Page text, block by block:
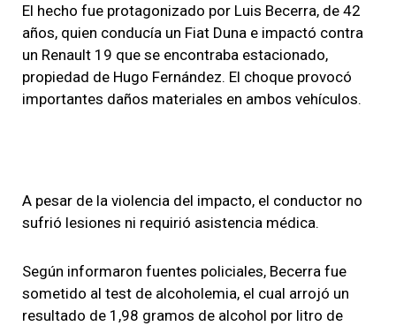
El hecho fue protagonizado por Luis Becerra, de 42
años, quien conducía un Fiat Duna e impactó contra
un Renault 19 que se encontraba estacionado,
propiedad de Hugo Fernández. El choque provocó
importantes daños materiales en ambos vehículos.
A pesar de la violencia del impacto, el conductor no
sufrió lesiones ni requirió asistencia médica.
Según informaron fuentes policiales, Becerra fue
sometido al test de alcoholemia, el cual arrojó un
resultado de 1,98 gramos de alcohol por litro de